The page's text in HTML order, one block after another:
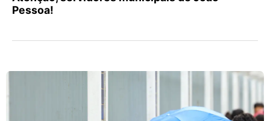
Pessoa!